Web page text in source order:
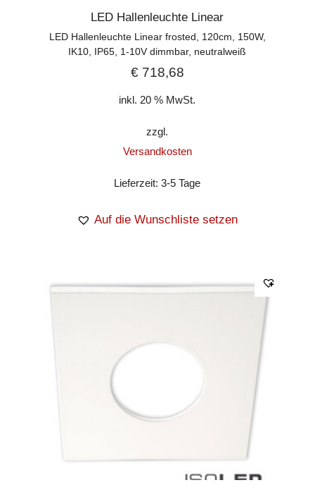
LED Hallenleuchte Linear
LED Hallenleuchte Linear frosted, 120cm, 150W,
IK10, IP65, 1-10V dimmbar, neutralweiß
€718,68
inkl. 20 % MwSt.
zzgl.
Versandkosten
Lieferzeit:3-5 Tage
Auf die Wunschliste setzen